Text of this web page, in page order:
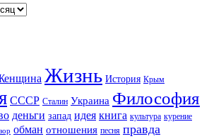
Жизнь История Крым
СССР Сталин Украина Философия
деньги запад идея книга культура курение
обман отношения песня правда